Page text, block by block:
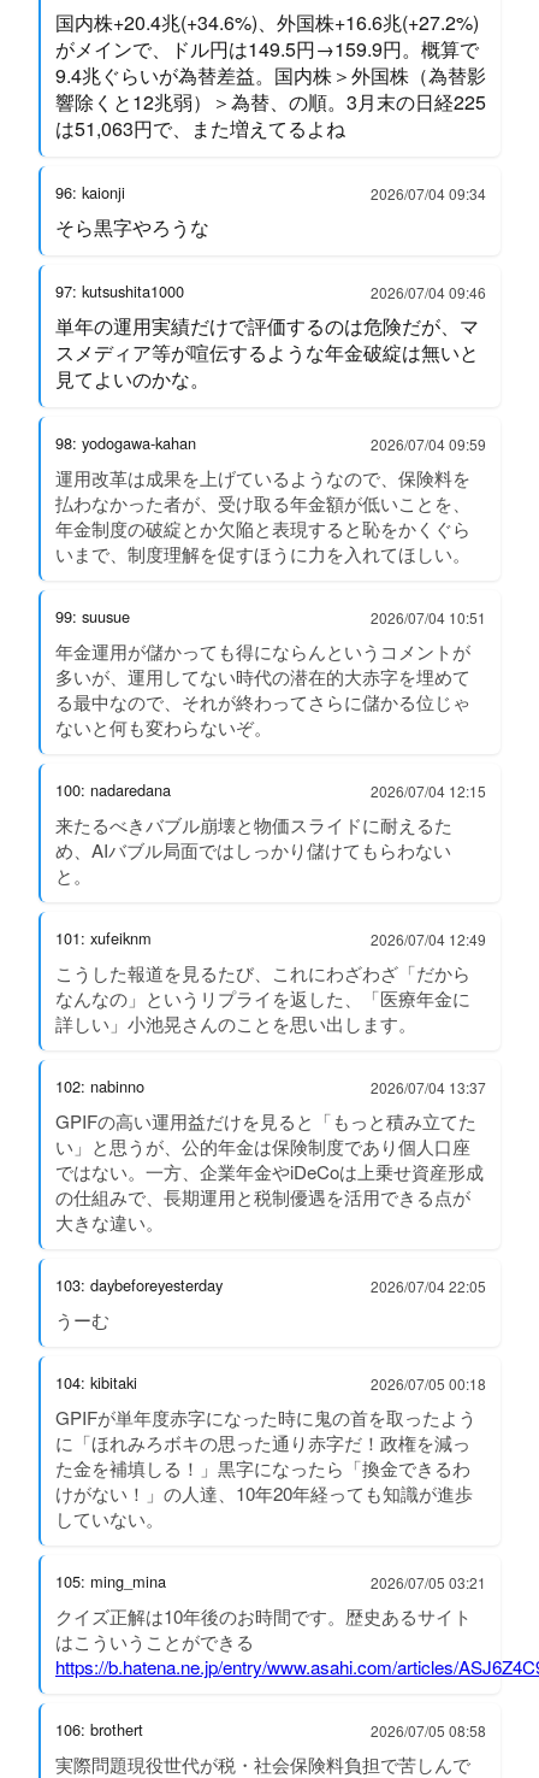
国内株+20.4兆(+34.6%)、外国株+16.6兆(+27.2%)
がメインで、ドル円は149.5円→159.9円。概算で
9.4兆ぐらいが為替差益。国内株＞外国株（為替影
響除くと12兆弱）＞為替、の順。3月末の日経225
は51,063円で、また増えてるよね
96: kaionji 2026/07/04 09:34
そら黒字やろうな
97: kutsushita1000 2026/07/04 09:46
単年の運用実績だけで評価するのは危険だが、マ
スメディア等が喧伝するような年金破綻は無いと
見てよいのかな。
98: yodogawa-kahan 2026/07/04 09:59
運用改革は成果を上げているようなので、保険料を
払わなかった者が、受け取る年金額が低いことを、
年金制度の破綻とか欠陥と表現すると恥をかくぐら
いまで、制度理解を促すほうに力を入れてほしい。
99: suusue 2026/07/04 10:51
年金運用が儲かっても得にならんというコメントが
多いが、運用してない時代の潜在的大赤字を埋めて
る最中なので、それが終わってさらに儲かる位じゃ
ないと何も変わらないぞ。
100: nadaredana 2026/07/04 12:15
来たるべきバブル崩壊と物価スライドに耐えるた
め、AIバブル局面ではしっかり儲けてもらわない
と。
101: xufeiknm 2026/07/04 12:49
こうした報道を見るたび、これにわざわざ「だから
なんなの」というリプライを返した、「医療年金に
詳しい」小池晃さんのことを思い出します。
102: nabinno 2026/07/04 13:37
GPIFの高い運用益だけを見ると「もっと積み立てた
い」と思うが、公的年金は保険制度であり個人口座
ではない。一方、企業年金やiDeCoは上乗せ資産形成
の仕組みで、長期運用と税制優遇を活用できる点が
大きな違い。
103: daybeforeyesterday 2026/07/04 22:05
うーむ
104: kibitaki 2026/07/05 00:18
GPIFが単年度赤字になった時に鬼の首を取ったよう
に「ほれみろボキの思った通り赤字だ！政権を減っ
た金を補填しる！」黒字になったら「換金できるわ
けがない！」の人達、10年20年経っても知識が進歩
していない。
105: ming_mina 2026/07/05 03:21
クイズ正解は10年後のお時間です。歴史あるサイト
はこういうことができる
https://b.hatena.ne.jp/entry/www.asahi.com/articles/
106: brothert 2026/07/05 08:58
実際問題現役世代が税・社会保険料負担で苦しんで